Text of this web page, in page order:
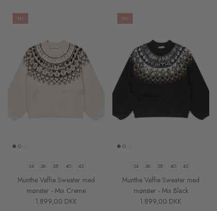
Ny
34 36 38 40 42
Munthe Vaffie Sweater med
mønster - Mix Creme
1.899,00 DKK
Ny
34 36 38 40 42
Munthe Vaffie Sweater med
mønster - Mix Black
1.899,00 DKK